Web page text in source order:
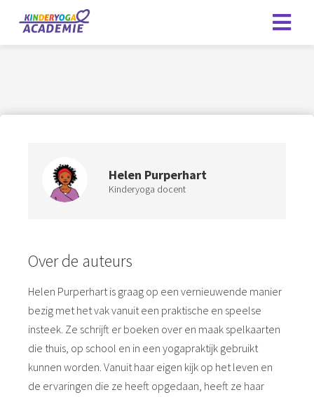
Helen Purperhart
Kinderyoga docent
Over de auteurs
Helen Purperhart is graag op een vernieuwende manier
bezig met het vak vanuit een praktische en speelse
insteek. Ze schrijft er boeken over en maak spelkaarten
die thuis, op school en in een yogapraktijk gebruikt
kunnen worden. Vanuit haar eigen kijk op het leven en
de ervaringen die ze heeft opgedaan, heeft ze haar